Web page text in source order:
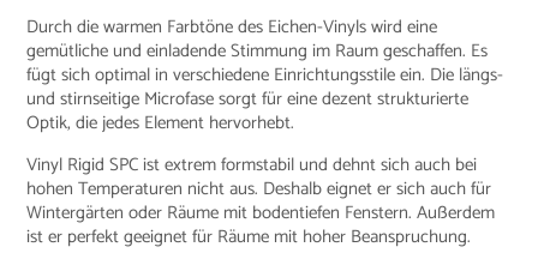
Durch die warmen Farbtöne des Eichen-Vinyls wird eine
gemütliche und einladende Stimmung im Raum geschaffen. Es
fügt sich optimal in verschiedene Einrichtungsstile ein. Die längs-
und stirnseitige Microfase sorgt für eine dezent strukturierte
Optik, die jedes Element hervorhebt.
Vinyl Rigid SPC ist extrem formstabil und dehnt sich auch bei
hohen Temperaturen nicht aus. Deshalb eignet er sich auch für
Wintergärten oder Räume mit bodentiefen Fenstern. Außerdem
ist er perfekt geeignet für Räume mit hoher Beanspruchung.